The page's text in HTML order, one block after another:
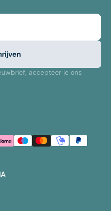
accepteer je ons